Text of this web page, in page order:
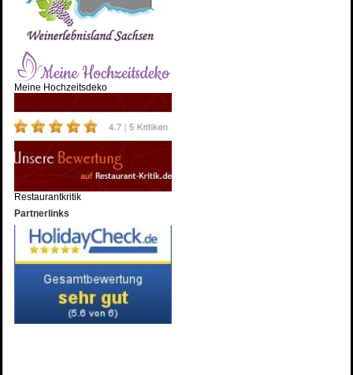
Meine Hochzeitsdeko
Restaurantkritik
Partnerlinks